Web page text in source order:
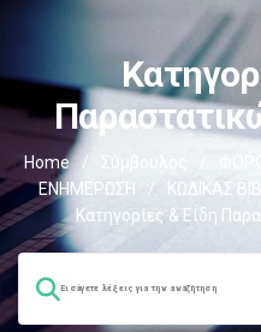
Home / Σύμβουλος
ΕΝΗΜΕΡΩΣΗ
/ ΚΩΔΙΚΑΣ
Κατηγορίες & Είδη